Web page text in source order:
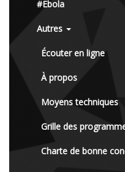
#Ebola
Autres
Écouter en ligne
À propos
Moyens techniques
Grille des
Charte de bonne